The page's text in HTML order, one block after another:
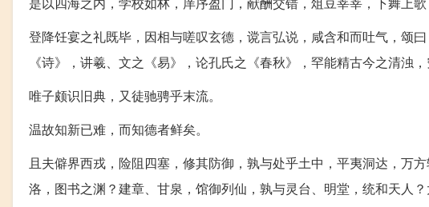
登降饪宴之礼既毕，因相与嗟叹玄德，谠言弘说，咸含和而吐气，颂
《诗》，讲羲、文之《易》，论孔氏之《春秋》，罕能精古今之清浊，
唯子颇识旧典，又徒驰骋乎末流。
温故知新已难，而知德者鲜矣。
且夫僻界西戎，险阻四塞，修其防御，孰与处乎土中，平夷洞达，万
洛，图书之渊？建章、甘泉，馆御列仙，孰与灵台、明堂，统和天人